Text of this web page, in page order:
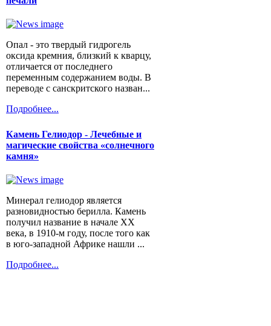
Опал - это твердый гидрогель
оксида кремния, близкий к кварцу,
отличается от последнего
переменным содержанием воды. В
переводе с санскритского назван...
Подробнее...
Камень Гелиодор - Лечебные и
магические свойства «солнечного
камня»
Минерал гелиодор является
разновидностью берилла. Камень
получил название в начале XX
века, в 1910-м году, после того как
в юго-западной Африке нашли ...
Подробнее...